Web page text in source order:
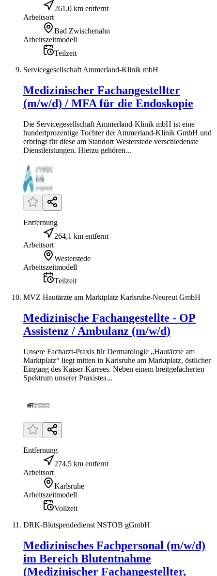
261,0 km entfernt
Arbeitsort
Bad Zwischenahn
Arbeitszeitmodell
Teilzeit
Servicegesellschaft Ammerland-Klinik mbH
Medizinischer Fachangestellter
(m/w/d) / MFA für die Endoskopie
Die Servicegesellschaft Ammerland-Klinik mbH ist eine
hundertprozentige Tochter der Ammerland-Klinik GmbH und
erbringt für diese am Standort Westerstede verschiedenste
Dienstleistungen. Hierzu gehören...
Entfernung
264,1 km entfernt
Arbeitsort
Westerstede
Arbeitszeitmodell
Teilzeit
MVZ Hautärzte am Marktplatz Karlsruhe-Neureut GmbH
Medizinische Fachangestellte - OP
Assistenz / Ambulanz (m/w/d)
Unsere Facharzt-Praxis für Dermatologie „Hautärzte am
Marktplatz“ liegt mitten in Karlsruhe am Marktplatz, östlicher
Eingang des Kaiser-Karrees. Neben einem breitgefächerten
Spektrum unserer Praxistea...
Entfernung
274,5 km entfernt
Arbeitsort
Karlsruhe
Arbeitszeitmodell
Vollzeit
DRK-Blutspendedienst NSTOB gGmbH
Medizinisches Fachpersonal (m/w/d)
im Bereich Blutentnahme
(Medizinischer Fachangestellter,